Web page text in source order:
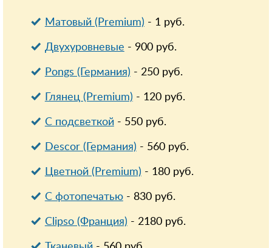
Матовый (Premium) - 1руб.
Двухуровневые - 900руб.
Pongs (Германия) - 250руб.
Глянец (Premium) - 120руб.
С подсветкой- 550руб.
Descor (Германия) - 560руб.
Цветной (Premium) - 180руб.
С фотопечатью- 830руб.
Clipso (Франция) - 2180руб.